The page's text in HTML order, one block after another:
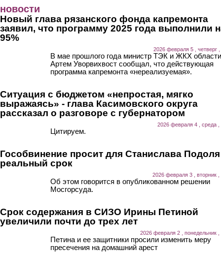
новости
Новый глава рязанского фонда капремонта
заявил, что программу 2025 года выполнили
95%
2026 февраля 5 , четверг ,
В мае прошлого года министр ТЭК и ЖКХ области
Артем Уворвихвост сообщал, что действующая
программа капремонта «нереализуемая».
Ситуация с бюджетом «непростая, мягко
выражаясь» - глава Касимовского округа
рассказал о разговоре с губернатором
2026 февраля 4 , среда ,
Цитируем.
Гособвинение просит для Станислава Подоля
реальный срок
2026 февраля 3 , вторник ,
Об этом говорится в опубликованном решении
Мосгорсуда.
Срок содержания в СИЗО Ирины Петиной
увеличили почти до трех лет
2026 февраля 2 , понедельник ,
Петина и ее защитники просили изменить меру
пресечения на домашний арест